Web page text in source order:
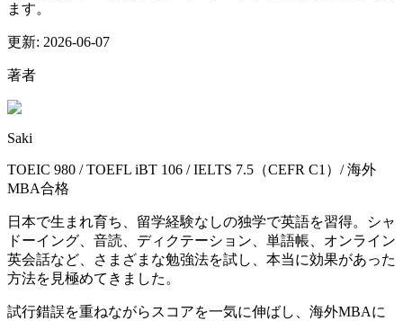
ます。
更新: 2026-06-07
著者
Saki
TOEIC 980 / TOEFL iBT 106 / IELTS 7.5（CEFR C1）/ 海外
MBA合格
日本で生まれ育ち、留学経験なしの独学で英語を習得。シャ
ドーイング、音読、ディクテーション、単語帳、オンライン
英会話など、さまざまな勉強法を試し、本当に効果があった
方法を見極めてきました。
試行錯誤を重ねながらスコアを一気に伸ばし、海外MBAに